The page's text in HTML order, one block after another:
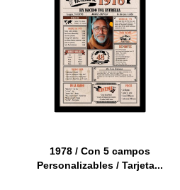
1978 / Con 5 campos
Personalizables / Tarjeta...